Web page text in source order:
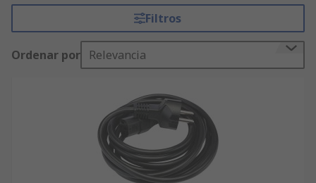
Variedad de opciones en conectores 1 y 2,
macho y hembra, en diferentes longitudes.
Marcas de confianza como
RS PRO .
superiores a 80,00 €.
Soporte técnico especializado: te ayudamos
a encontrar el cable perfecto para tus
necesidades.
Filtros
Ordenar por Relevancia